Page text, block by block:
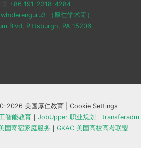
+86 191-2318-4284
wholerenguru3 （厚仁学术哥）
Blvd, Pittsburgh, PA 15206
2026 美国厚仁教育 | Cookie Settings
智能教育｜ JobUpper 职业规划 ｜ transferadm
国寄宿家庭服务 ｜ GKAC 美国高校高考联盟